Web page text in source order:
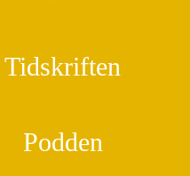
Tidskriften
Podden